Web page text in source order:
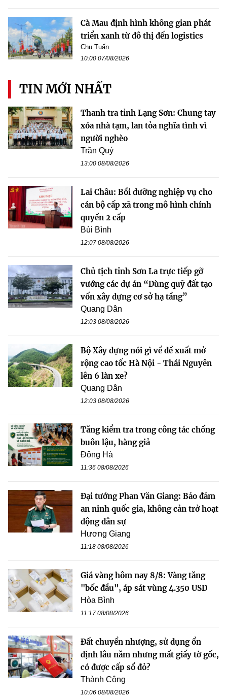
Cà Mau định hình không gian phát
triển xanh từ đô thị đến logistics
Chu Tuấn
10:00 07/08/2026
TIN MỚI NHẤT
Thanh tra tỉnh Lạng Sơn: Chung tay
xóa nhà tạm, lan tỏa nghĩa tình vì
người nghèo
Trần Quý
13:00 08/08/2026
Lai Châu: Bồi dưỡng nghiệp vụ cho
cán bộ cấp xã trong mô hình chính
quyền 2 cấp
Bùi Bình
12:07 08/08/2026
Chủ tịch tỉnh Sơn La trực tiếp gỡ
vướng các dự án “Dùng quỹ đất tạo
vốn xây dựng cơ sở hạ tầng”
Quang Dân
12:03 08/08/2026
Bộ Xây dựng nói gì về đề xuất mở
rộng cao tốc Hà Nội - Thái Nguyên
lên 6 làn xe?
Quang Dân
12:03 08/08/2026
Tăng kiểm tra trong công tác chống
buôn lậu, hàng giả
Đông Hà
11:36 08/08/2026
Đại tướng Phan Văn Giang: Bảo đảm
an ninh quốc gia, không cản trở hoạt
động dân sự
Hương Giang
11:18 08/08/2026
Giá vàng hôm nay 8/8: Vàng tăng
"bốc đầu", áp sát vùng 4.350 USD
Hòa Bình
11:17 08/08/2026
Đất chuyển nhượng, sử dụng ổn
định lâu năm nhưng mất giấy tờ gốc,
có được cấp sổ đỏ?
Thành Công
10:06 08/08/2026